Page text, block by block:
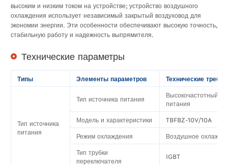
высоким и низким током на устройстве; устройство воздушного
охлаждения использует независимый закрытый воздуховод для
экономии энергии. Эти особенности обеспечивают высокую точность,
стабильную работу и надежность выпрямителя.
Технические параметры
Типы Элементы параметров Технические
Тип источника
питания
Тип источника питания
Высокочастотный
питания
Модель и характеристики TBFBZ-10V/10A
Режим охлаждения Воздушное
Тип трубки
переключателя
IGBT